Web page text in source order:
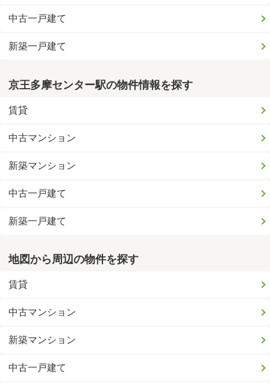
中古一戸建て
新築一戸建て
京王多摩センター駅の物件情報を探す
賃貸
中古マンション
新築マンション
中古一戸建て
新築一戸建て
地図から周辺の物件を探す
賃貸
中古マンション
新築マンション
中古一戸建て